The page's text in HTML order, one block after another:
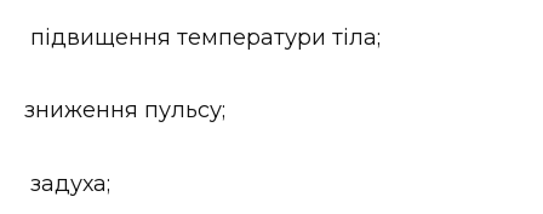
підвищення температури тіла;
зниження пульсу;
задуха;